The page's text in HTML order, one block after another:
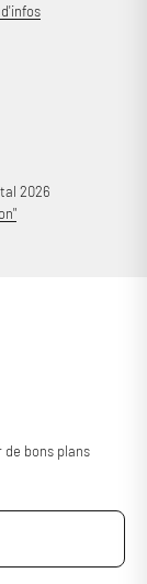
2026
bons plans